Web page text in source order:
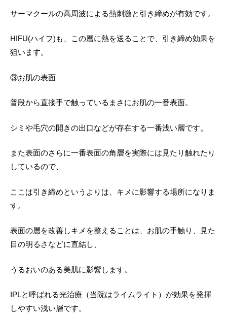
サーマクールの高周波による熱刺激と引き締めが有効です。
HIFU(ハイフ)も、この層に熱を送ることで、引き締め効果を
狙います。
③お肌の表面
普段から直接手で触っているまさにお肌の一番表面。
シミや毛穴の開きの出口などが存在する一番浅い層です。
また表面のさらに一番表面の角層を実際には見たり触れたり
しているので、
ここは引き締めというよりは、キメに影響する場所になりま
す。
表面の層を改善しキメを整えることは、お肌の手触り、見た
目の明るさなどに直結し、
うるおいのある美肌に影響します。
IPLと呼ばれる光治療（当院はライムライト）が効果を発揮
しやすい浅い層です。